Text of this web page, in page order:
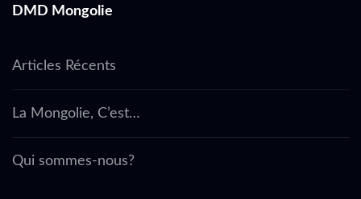
DMD Mongolie
Articles Récents
La Mongolie, C’est…
Qui sommes-nous?